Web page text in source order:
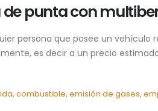
punta con
persona que posee un vehículo
es decir a un precio
,combustible,emisión de gases,